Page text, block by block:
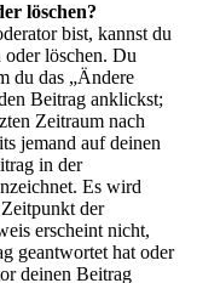
löschen?
bist, kannst du
oder löschen. Du
du das „Ändere
Beitrag anklickst;
Zeitraum nach
jemand auf deinen
in der
Es wird
der
erscheint nicht,
geantwortet hat oder
deinen Beitrag